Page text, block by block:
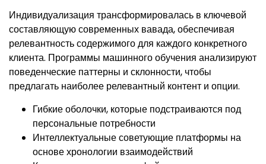
Индивидуализация трансформировалась в ключевой
составляющую современных вавада, обеспечивая
релевантность содержимого для каждого конкретного
клиента. Программы машинного обучения анализируют
поведенческие паттерны и склонности, чтобы
предлагать наиболее релевантный контент и опции.
Гибкие оболочки, которые подстраиваются под
персональные потребности
Интеллектуальные советующие платформы на
основе хронологии взаимодействий